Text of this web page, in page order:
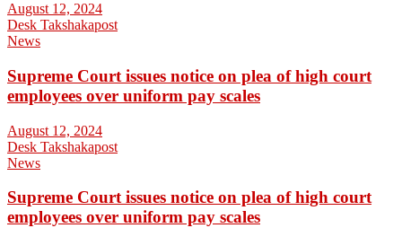
August 12, 2024
Desk Takshakapost
News
Supreme Court issues notice on plea of high court
employees over uniform pay scales
August 12, 2024
Desk Takshakapost
News
Supreme Court issues notice on plea of high court
employees over uniform pay scales